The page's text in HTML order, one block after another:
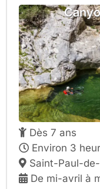
Dès 7 ans
Environ 3
Saint-Paul-
De mi-avril à